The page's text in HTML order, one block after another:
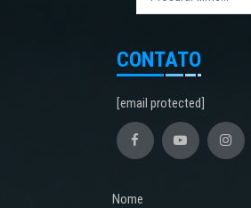
CONTATO
[email protected]
Nome